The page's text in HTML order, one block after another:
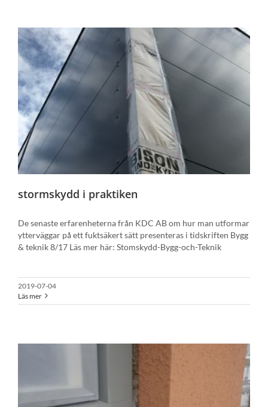
stormskydd i praktiken
De senaste erfarenheterna från KDC AB om hur man utformar
ytterväggar på ett fuktsäkert sätt presenteras i tidskriften Bygg
& teknik 8/17 Läs mer här: Stomskydd-Bygg-och-Teknik
2019-07-04
Läs mer